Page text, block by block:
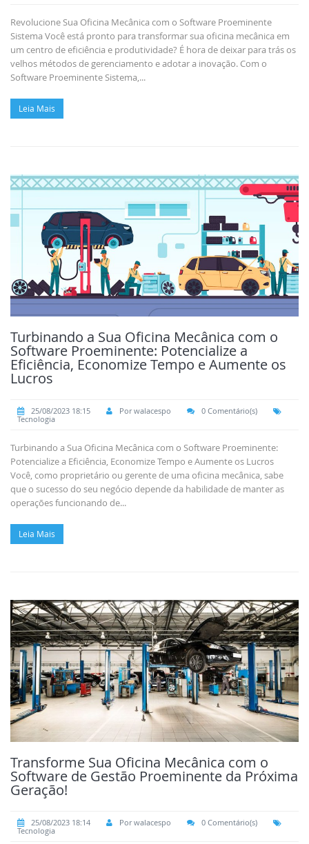
Revolucione Sua Oficina Mecânica com o Software Proeminente
Sistema Você está pronto para transformar sua oficina mecânica em
um centro de eficiência e produtividade? É hora de deixar para trás os
velhos métodos de gerenciamento e adotar a inovação. Com o
Software Proeminente Sistema,...
Leia Mais
Turbinando a Sua Oficina Mecânica com o
Software Proeminente: Potencialize a
Eficiência, Economize Tempo e Aumente os
Lucros
25/08/2023 18:15 Por walacespo
0 Comentário(s)
Tecnologia
Turbinando a Sua Oficina Mecânica com o Software Proeminente:
Potencialize a Eficiência, Economize Tempo e Aumente os Lucros
Você, como proprietário ou gerente de uma oficina mecânica, sabe
que o sucesso do seu negócio depende da habilidade de manter as
operações funcionando de...
Leia Mais
Transforme Sua Oficina Mecânica com o
Software de Gestão Proeminente da Próxima
Geração!
25/08/2023 18:14 Por walacespo
0 Comentário(s)
Tecnologia